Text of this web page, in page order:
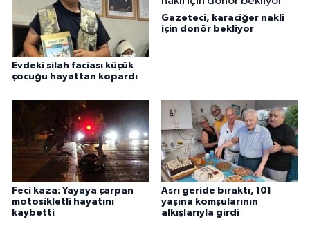
Evdeki silah faciası küçük
çocuğu hayattan kopardı
Gazeteci, karaciğer nakli
için donör bekliyor
Feci kaza: Yayaya çarpan
motosikletli hayatını
kaybetti
Asrı geride bıraktı, 101
yaşına komşularının
alkışlarıyla girdi